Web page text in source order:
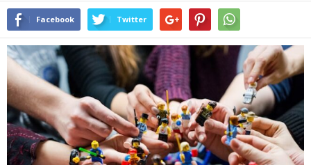
Facebook Twitter